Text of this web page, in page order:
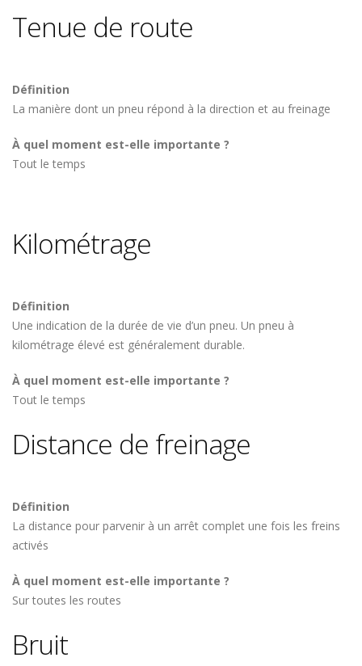
Tenue de route
Définition
La manière dont un pneu répond à la direction et au freinage
À quel moment est-elle importante ?
Tout le temps
Kilométrage
Définition
Une indication de la durée de vie d’un pneu. Un pneu à
kilométrage élevé est généralement durable.
À quel moment est-elle importante ?
Tout le temps
Distance de freinage
Définition
La distance pour parvenir à un arrêt complet une fois les freins
activés
À quel moment est-elle importante ?
Sur toutes les routes
Bruit